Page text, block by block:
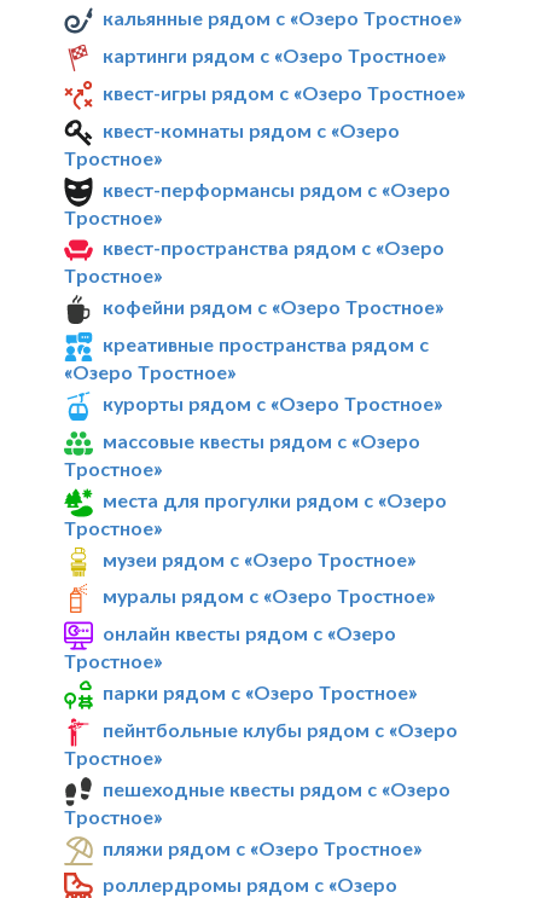
кальянные рядом с «Озеро Тростное»
картинги рядом с «Озеро Тростное»
квест-игры рядом с «Озеро Тростное»
квест-комнаты рядом с «Озеро
Тростное»
квест-перформансы рядом с «Озеро
Тростное»
квест-пространства рядом с «Озеро
Тростное»
кофейни рядом с «Озеро Тростное»
креативные пространства рядом с
«Озеро Тростное»
курорты рядом с «Озеро Тростное»
массовые квесты рядом с «Озеро
Тростное»
места для прогулки рядом с «Озеро
Тростное»
музеи рядом с «Озеро Тростное»
муралы рядом с «Озеро Тростное»
онлайн квесты рядом с «Озеро
Тростное»
парки рядом с «Озеро Тростное»
пейнтбольные клубы рядом с «Озеро
Тростное»
пешеходные квесты рядом с «Озеро
Тростное»
пляжи рядом с «Озеро Тростное»
роллердромы рядом с «Озеро